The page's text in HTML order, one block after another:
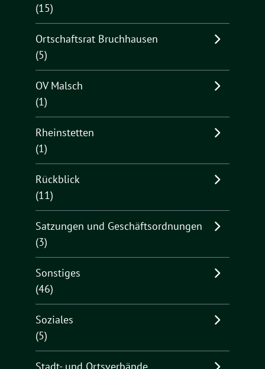
(15)
Ortschaftsrat Bruchhausen
(5)
OV Malsch
(1)
Rheinstetten
(1)
Rückblick
(11)
Satzungen und Geschäftsordnungen
(3)
Sonstiges
(46)
Soziales
(5)